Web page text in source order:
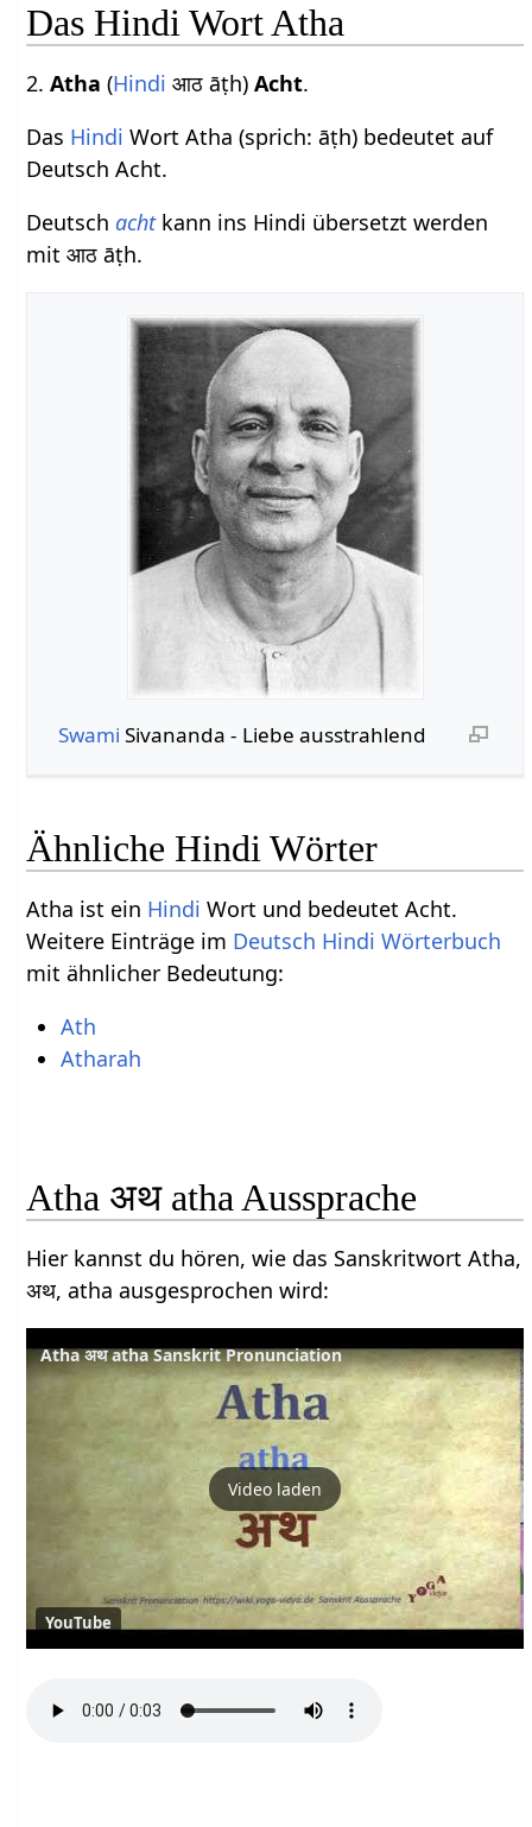
Das Hindi Wort Atha
2.Atha (Hindi आठ āṭh)Acht.
Das Hindi Wort Atha (sprich: āṭh) bedeutet auf
Deutsch Acht.
Deutschachtkann ins Hindi übersetzt werden
mit आठ āṭh.
Swami Sivananda - Liebe ausstrahlend
Ähnliche Hindi Wörter
Atha ist ein Hindi Wort und bedeutet Acht.
Weitere Einträge im Deutsch Hindi Wörterbuch
mit ähnlicher Bedeutung:
Ath
Atharah
Atha अथ atha Aussprache
Hier kannst du hören, wie das Sanskritwort Atha,
अथ, atha ausgesprochen wird:
Atha अथ atha Sanskrit Pronunciation
Video laden
YouTube